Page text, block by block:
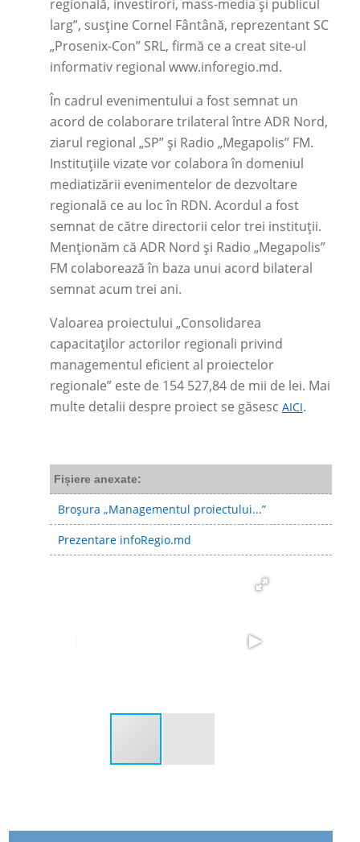
regională, investirori, mass-media și publicul
larg”, susține Cornel Fântână, reprezentant SC
„Prosenix-Con” SRL, firmă ce a creat site-ul
informativ regional www.inforegio.md.
În cadrul evenimentului a fost semnat un
acord de colaborare trilateral între ADR Nord,
ziarul regional „SP” și Radio „Megapolis” FM.
Instituțiile vizate vor colabora în domeniul
mediatizării evenimentelor de dezvoltare
regională ce au loc în RDN. Acordul a fost
semnat de către directorii celor trei instituții.
Menționăm că ADR Nord și Radio „Megapolis”
FM colaborează în baza unui acord bilateral
semnat acum trei ani.
Valoarea proiectului „Consolidarea
capacitaților actorilor regionali privind
managementul eficient al proiectelor
regionale” este de 154 527,84 de mii de lei. Mai
multe detalii despre proiect se găsesc AICI.
Fișiere anexate:
Broșura „Managementul proiectului...”
Prezentare infoRegio.md